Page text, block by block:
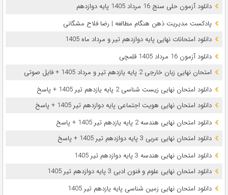
دانلود آزمون حلی سنج 16 مرداد 1405 پایه دوازدهم
پادکست مدیریت ذهن هنگام مطالعه | رضا فلاح مشگانی
دانلود امتحانات نهایی پایه دوازدهم تیر و مرداد ماه 1405
دانلود آزمون 16 مرداد 1405 قلمچی
امتحان نهایی زبان خارجی 2 پایه یازدهم تیر و مرداد 1405 + فایل صوتی
دانلود امتحان نهایی زیست شناسی 2 پایه یازدهم تیر 1405 + پاسخ
دانلود امتحان نهایی هویت اجتماعی پایه دوازدهم تیر 1405 + پاسخ
دانلود امتحان نهایی هندسه 2 پایه یازدهم تیر 1405 + پاسخ
دانلود امتحان نهایی عربی 3 پایه دوازدهم تیر 1405 + پاسخ
دانلود امتحان نهایی هندسه 3 پایه دوازدهم تیر 1405
دانلود امتحان نهایی علوم و فنون ادبی 3 پایه دوازدهم تیر 1405
دانلود امتحان نهایی زمین شناسی پایه یازدهم تیر 1405